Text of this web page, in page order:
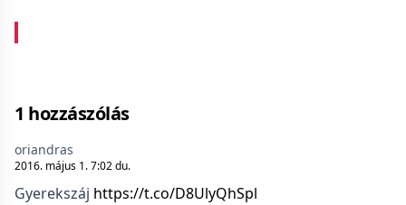
1 hozzászólás
oriandras
2016. május 1. 7:02 du.
Gyerekszáj https://t.co/D8UlyQhSpl